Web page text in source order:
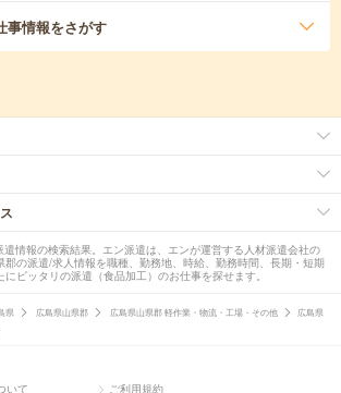
事情報をさがす
情報の検索結果。エン派遣は、エンが運営する人材派遣会社の
郡の派遣/求人情報を職種、勤務地、時給、勤務時間、長期・短期
ピッタリの派遣（食品加工）のお仕事を探せます。
県 広島県山県郡 広島県山県郡 軽作業・物流・工場・その他
広島県
いて ご利用規約